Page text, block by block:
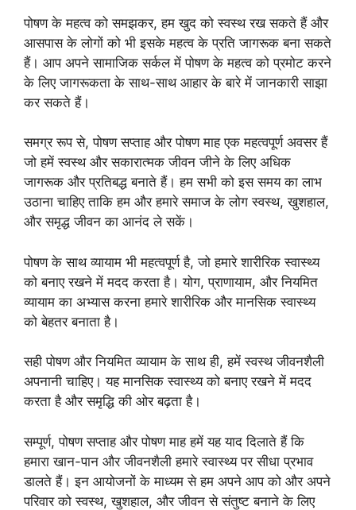
पोषण के महत्व को समझकर, हम खुद को स्वस्थ रख सकते हैं और
आसपास के लोगों को भी इसके महत्व के प्रति जागरूक बना सकते
हैं। आप अपने सामाजिक सर्कल में पोषण के महत्व को प्रमोट करने
के लिए जागरूकता के साथ-साथ आहार के बारे में जानकारी साझा
कर सकते हैं।
समग्र रूप से, पोषण सप्ताह और पोषण माह एक महत्वपूर्ण अवसर हैं
जो हमें स्वस्थ और सकारात्मक जीवन जीने के लिए अधिक
जागरूक और प्रतिबद्ध बनाते हैं। हम सभी को इस समय का लाभ
उठाना चाहिए ताकि हम और हमारे समाज के लोग स्वस्थ, खुशहाल,
और समृद्ध जीवन का आनंद ले सकें।
पोषण के साथ व्यायाम भी महत्वपूर्ण है, जो हमारे शारीरिक स्वास्थ्य
को बनाए रखने में मदद करता है। योग, प्राणायाम, और नियमित
व्यायाम का अभ्यास करना हमारे शारीरिक और मानसिक स्वास्थ्य
को बेहतर बनाता है।
सही पोषण और नियमित व्यायाम के साथ ही, हमें स्वस्थ जीवनशैली
अपनानी चाहिए। यह मानसिक स्वास्थ्य को बनाए रखने में मदद
करता है और समृद्धि की ओर बढ़ता है।
सम्पूर्ण, पोषण सप्ताह और पोषण माह हमें यह याद दिलाते हैं कि
हमारा खान-पान और जीवनशैली हमारे स्वास्थ्य पर सीधा प्रभाव
डालते हैं। इन आयोजनों के माध्यम से हम अपने आप को और अपने
परिवार को स्वस्थ, खुशहाल, और जीवन से संतुष्ट बनाने के लिए